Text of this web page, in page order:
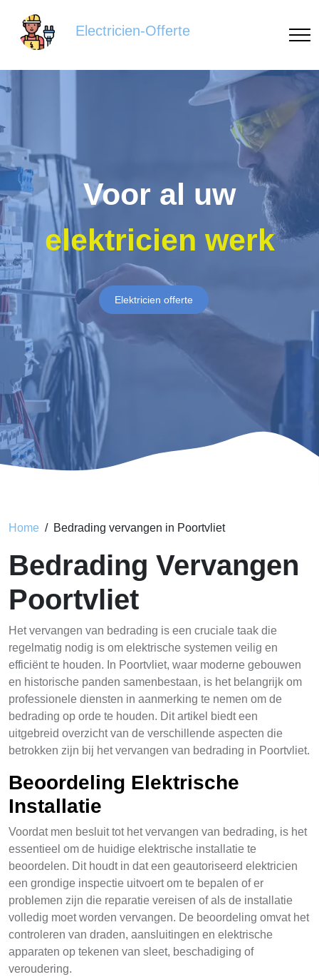
Electricien-Offerte
Voor al uw
elektricien werk
Elektricien offerte
Home Bedrading vervangen in Poortvliet
Bedrading Vervangen
Poortvliet
Het vervangen van bedrading is een cruciale taak die
regelmatig nodig is om elektrische systemen veilig en
efficiënt te houden. In Poortvliet, waar moderne gebouwen
en historische panden samenbestaan, is het belangrijk om
professionele diensten in aanmerking te nemen om de
bedrading op orde te houden. Dit artikel biedt een
uitgebreid overzicht van de verschillende aspecten die
betrokken zijn bij het vervangen van bedrading in Poortvliet.
Beoordeling Elektrische
Installatie
Voordat men besluit tot het vervangen van bedrading, is het
essentieel om de huidige elektrische installatie te
beoordelen. Dit houdt in dat een geautoriseerd elektricien
een grondige inspectie uitvoert om te bepalen of er
problemen zijn die reparatie vereisen of als de installatie
volledig moet worden vervangen. De beoordeling omvat het
controleren van draden, aansluitingen en elektrische
apparaten op tekenen van sleet, beschadiging of
veroudering.